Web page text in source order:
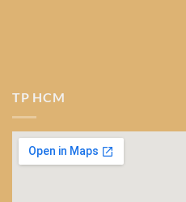
TP HCM